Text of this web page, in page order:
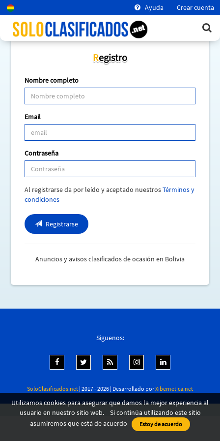
Ayuda Crear cuenta
Registro
Nombre completo
Email
Contraseña
Al registrarse da por leído y aceptado nuestrosTérminos y
condiciones
Registrarse
Anuncios y avisos clasificados de ocasión en Bolivia
Síguenos:
SoloClasificados.net | 2017 - 2026 | Desarrollado porXibernetica.net
Utilizamos cookies para asegurar que damos la mejor experiencia al
usuario en nuestro sitio web. Si continúa utilizando este sitio
asumiremos que está de acuerdo
Estoy de acuerdo